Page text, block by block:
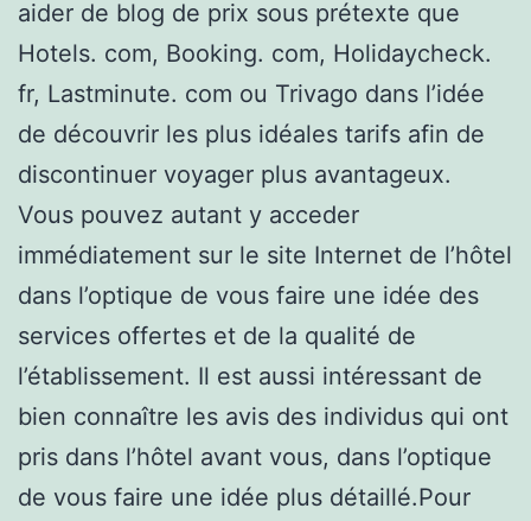
aider de blog de prix sous prétexte que
Hotels. com, Booking. com, Holidaycheck.
fr, Lastminute. com ou Trivago dans l’idée
de découvrir les plus idéales tarifs afin de
discontinuer voyager plus avantageux.
Vous pouvez autant y acceder
immédiatement sur le site Internet de l’hôtel
dans l’optique de vous faire une idée des
services offertes et de la qualité de
l’établissement. Il est aussi intéressant de
bien connaître les avis des individus qui ont
pris dans l’hôtel avant vous, dans l’optique
de vous faire une idée plus détaillé.Pour